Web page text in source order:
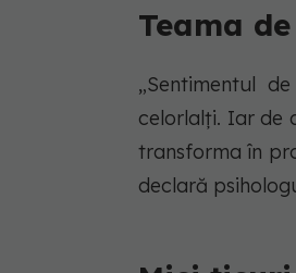
Teama
„Sentimentul
celorlalți. Iar de
transforma în
declară